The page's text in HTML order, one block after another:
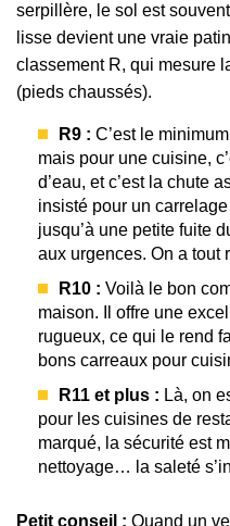
serpillère, le sol est
lisse devient une vraie
classement R, qui mesure
(pieds chaussés).
R9 : C’est le
mais pour une cuisine,
d’eau, et c’est la chute
insisté pour un
jusqu’à une petite fuite
aux urgences. On a tout
R10 : Voilà le bon
maison. Il offre une
rugueux, ce qui le rend
bons carreaux pour
R11 et plus : Là, on
pour les cuisines de
marqué, la sécurité est
nettoyage… la saleté
Petit conseil : Quand un